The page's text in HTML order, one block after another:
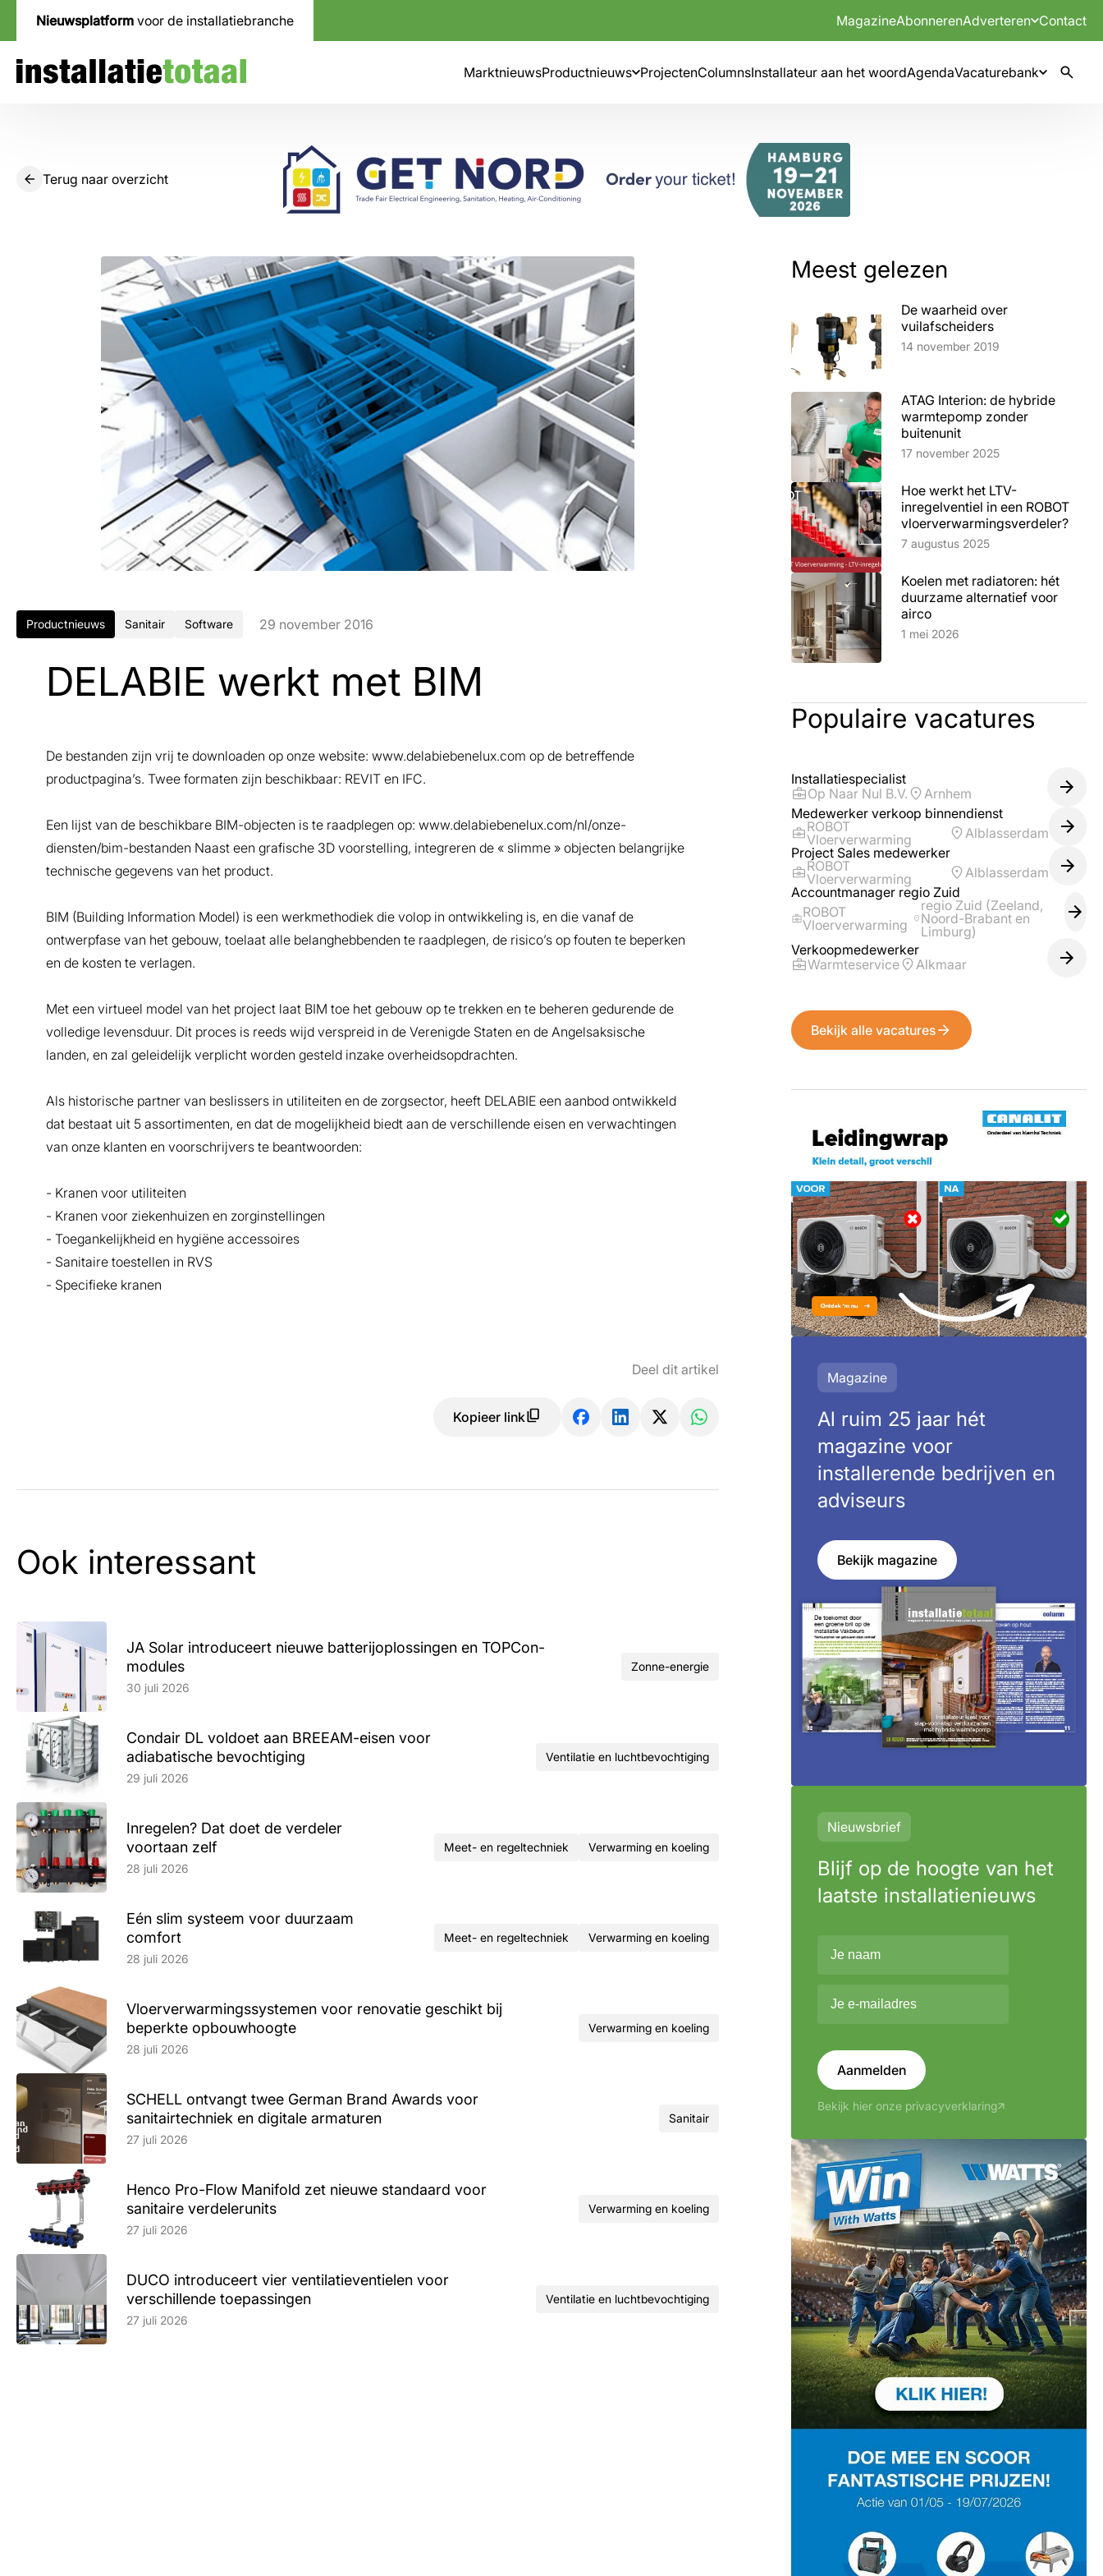
Nieuwsplatform voor de installatiebranche MagazineAbonnerenAdverteren Contact
MarktnieuwsProductnieuws ProjectenColumnsInstallateur aan het woordAgendaVacaturebank
Terug naar overzicht
Productnieuws Sanitair Software 29 november 2016
DELABIE werkt met BIM
De bestanden zijn vrij te downloaden op onze website: www.delabiebenelux.com op de betreffende
productpagina’s. Twee formaten zijn beschikbaar: REVIT en IFC.
Een lijst van de beschikbare BIM-objecten is te raadplegen op: www.delabiebenelux.com/nl/onze-
diensten/bim-bestanden Naast een grafische 3D voorstelling, integreren de « slimme » objecten belangrijke
technische gegevens van het product.
BIM (Building Information Model) is een werkmethodiek die volop in ontwikkeling is, en die vanaf de
ontwerpfase van het gebouw, toelaat alle belanghebbenden te raadplegen, de risico’s op fouten te beperken
en de kosten te verlagen.
Met een virtueel model van het project laat BIM toe het gebouw op te trekken en te beheren gedurende de
volledige levensduur. Dit proces is reeds wijd verspreid in de Verenigde Staten en de Angelsaksische
landen, en zal geleidelijk verplicht worden gesteld inzake overheidsopdrachten.
Als historische partner van beslissers in utiliteiten en de zorgsector, heeft DELABIE een aanbod ontwikkeld
dat bestaat uit 5 assortimenten, en dat de mogelijkheid biedt aan de verschillende eisen en verwachtingen
van onze klanten en voorschrijvers te beantwoorden:
- Kranen voor utiliteiten
- Kranen voor ziekenhuizen en zorginstellingen
- Toegankelijkheid en hygiëne accessoires
- Sanitaire toestellen in RVS
- Specifieke kranen
Deel dit artikel
Kopieer link
Ook interessant
JA Solar introduceert nieuwe batterijoplossingen en TOPCon-
modules
Lees artikel
30 juli 2026
Zonne-energie
Condair DL voldoet aan BREEAM-eisen voor
adiabatische bevochtiging
Lees artikel
29 juli 2026
Ventilatie en luchtbevochtiging
Inregelen? Dat doet de verdeler
voortaan zelf
Lees artikel
28 juli 2026
Meet- en regeltechniek Verwarming en koeling
Eén slim systeem voor duurzaam
comfort
Lees artikel
28 juli 2026
Meet- en regeltechniek Verwarming en koeling
Vloerverwarmingssystemen voor renovatie geschikt bij
beperkte opbouwhoogte
Lees artikel
28 juli 2026
Verwarming en koeling
SCHELL ontvangt twee German Brand Awards voor
sanitairtechniek en digitale armaturen
Lees artikel
27 juli 2026
Sanitair
Henco Pro-Flow Manifold zet nieuwe standaard voor
sanitaire verdelerunits
Lees artikel
27 juli 2026
Verwarming en koeling
DUCO introduceert vier ventilatieventielen voor
verschillende toepassingen
Lees artikel
27 juli 2026
Ventilatie en luchtbevochtiging
Meest gelezen
De waarheid over
vuilafscheiders
Lees artikel
14 november 2019
ATAG Interion: de hybride
warmtepomp zonder
buitenunit
Lees artikel
17 november 2025
Hoe werkt het LTV-
inregelventiel in een ROBOT
vloerverwarmingsverdeler?
Lees artikel
7 augustus 2025
Koelen met radiatoren: hét
duurzame alternatief voor
aircoLees artikel
1 mei 2026
Populaire vacatures
Installatiespecialist
Op Naar Nul B.V.
Arnhem
Medewerker verkoop binnendienst
ROBOT
Vloerverwarming
Alblasserdam
Project Sales medewerker
ROBOT
Vloerverwarming
Alblasserdam
Accountmanager regio Zuid
ROBOT
Vloerverwarming
regio Zuid (Zeeland,
Noord-Brabant en
Limburg)
Verkoopmedewerker
Warmteservice
Alkmaar
Bekijk alle vacatures
Magazine
Al ruim 25 jaar hét
magazine voor
installerende bedrijven en
adviseurs
Bekijk magazine
Nieuwsbrief
Blijf op de hoogte van het
laatste installatienieuws
Aanmelden
Bekijk hier onze privacyverklaring